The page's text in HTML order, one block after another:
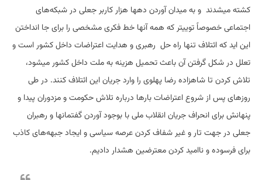
کشته میشدند و به میدان آوردن دهها هزار کاربر جعلی در شبکه‌های
اجتماعی خصوصاً توییتر که همه آنها خط فکری مشخصی را برای جا انداختن
این اید که ائتلاف تنها راه حل رهبری و هدایت اعتراضات داخل کشور است و
تعلل در شکل گرفتن آن باعث تحمیل هزینه به ملت داخل کشور میشود،
تلاش کردن تا شاهزاده رضا پهلوی را وارد جریان این ائتلاف کنند. در طی
روزهای پس از شروع اعتراضات بارها درباره تلاش حکومت و مزدوران پیدا و
پنهانش برای انحراف جریان انقلاب ملی با بوجود آوردن گفتمانها و رهبران
جعلی در جهت تار و غیر شفاف کردن عرصه سیاسی و ایجاد جبهه‌های کاذب
برای فرسوده و ناامید کردن معترضین هشدار دادیم.